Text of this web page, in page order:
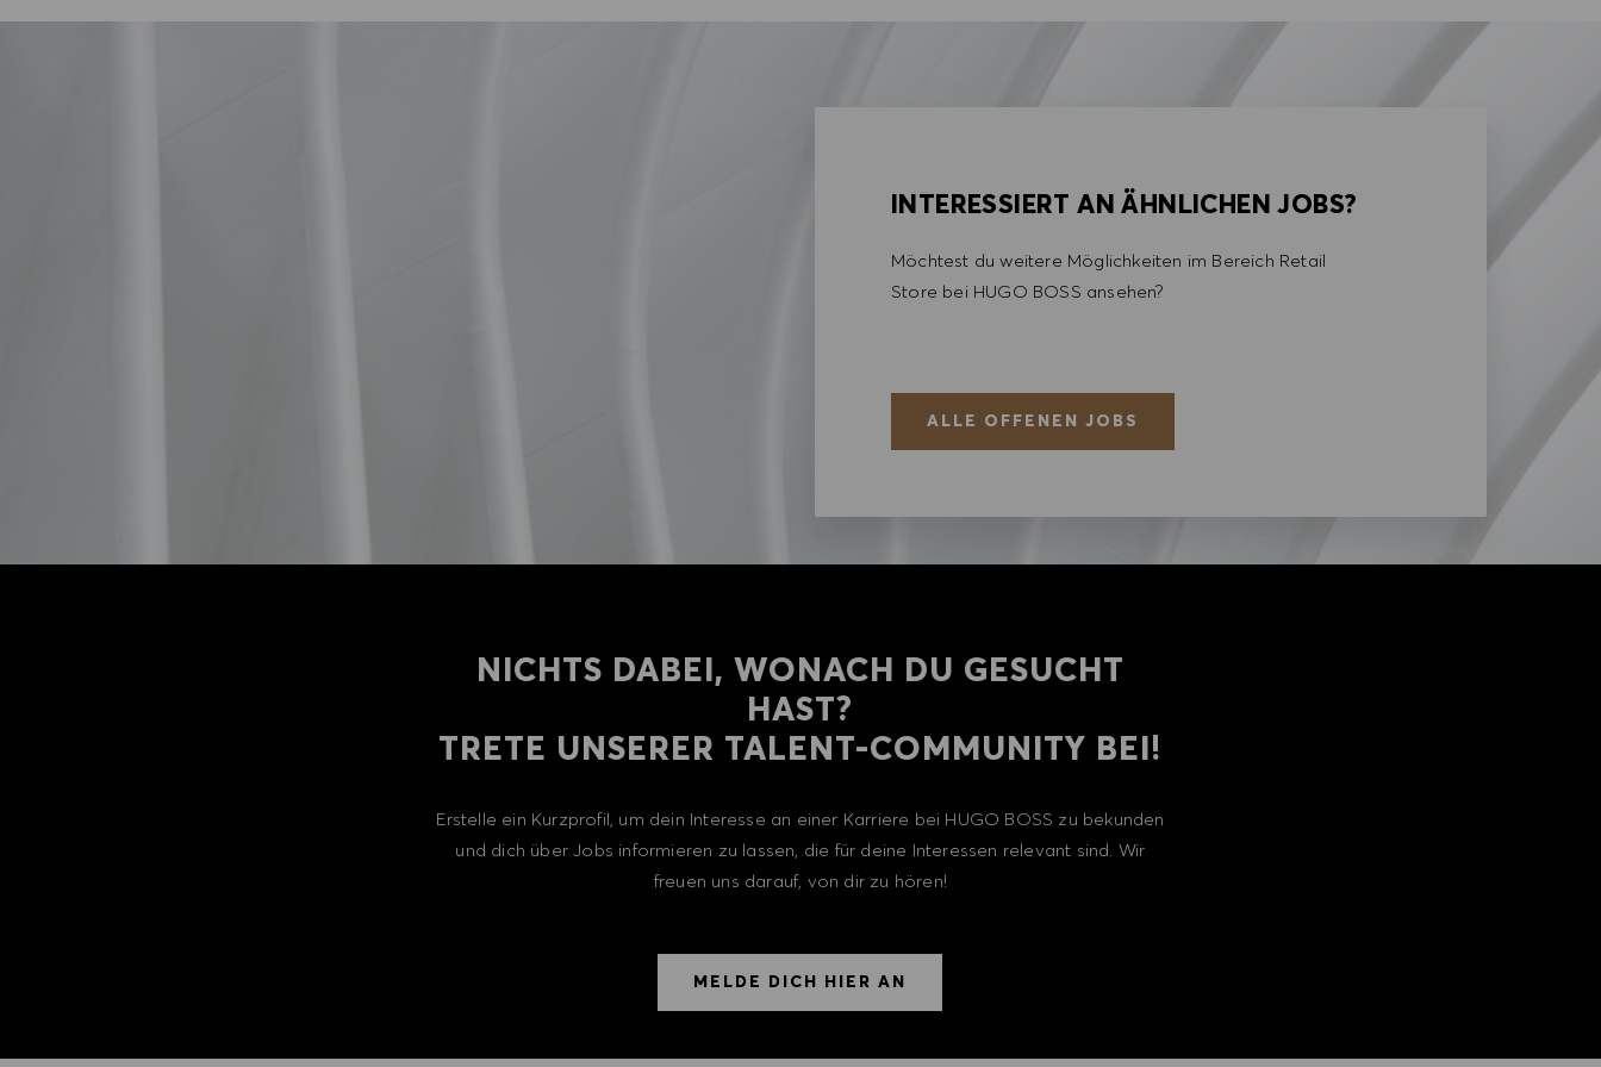
INTERESSIERT AN ÄHNLICHEN JOBS?
Möchtest du weitere Möglichkeiten im Bereich Retail
Store bei HUGO BOSS ansehen?
ALLE OFFENEN JOBS
NICHTS DABEI, WONACH DU GESUCHT
HAST?
TRETE UNSERER TALENT-COMMUNITY BEI!
Erstelle ein Kurzprofil, um dein Interesse an einer Karriere bei HUGO BOSS zu bekunden
und dich über Jobs informieren zu lassen, die für deine Interessen relevant sind. Wir
freuen uns darauf, von dir zu hören!
MELDE DICH HIER AN